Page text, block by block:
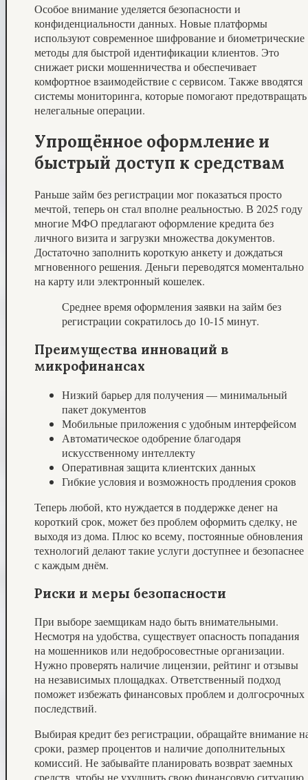
Особое внимание уделяется безопасности и
конфиденциальности данных. Новые платформы
используют современное шифрование и биометрические
методы для быстрой идентификации клиентов. Это
снижает риски мошенничества и обеспечивает
комфортное взаимодействие с сервисом. Также вводятся
системы мониторинга, которые помогают предотвращать
нелегальные операции.
Упрощённое оформление и
быстрый доступ к средствам
Раньше займ без регистрации мог показаться просто
мечтой, теперь он стал вполне реальностью. В 2025 году
многие МФО предлагают оформление кредита без
личного визита и загрузки множества документов.
Достаточно заполнить короткую анкету и дождаться
мгновенного решения. Деньги переводятся моментально
на карту или электронный кошелек.
Среднее время оформления заявки на займ без
регистрации сократилось до 10-15 минут.
Преимущества инноваций в
микрофинансах
Низкий барьер для получения — минимальный
пакет документов
Мобильные приложения с удобным интерфейсом
Автоматическое одобрение благодаря
искусственному интеллекту
Оперативная защита клиентских данных
Гибкие условия и возможность продления сроков
Теперь любой, кто нуждается в поддержке денег на
короткий срок, может без проблем оформить сделку, не
выходя из дома. Плюс ко всему, постоянные обновления
технологий делают такие услуги доступнее и безопаснее
с каждым днём.
Риски и меры безопасности
При выборе заемщикам надо быть внимательными.
Несмотря на удобства, существует опасность попадания
на мошенников или недобросовестные организации.
Нужно проверять наличие лицензии, рейтинг и отзывы
на независимых площадках. Ответственный подход
поможет избежать финансовых проблем и долгосрочных
последствий.
Выбирая кредит без регистрации, обращайте внимание
сроки, размер процентов и наличие дополнительных
комиссий. Не забывайте планировать возврат заемных